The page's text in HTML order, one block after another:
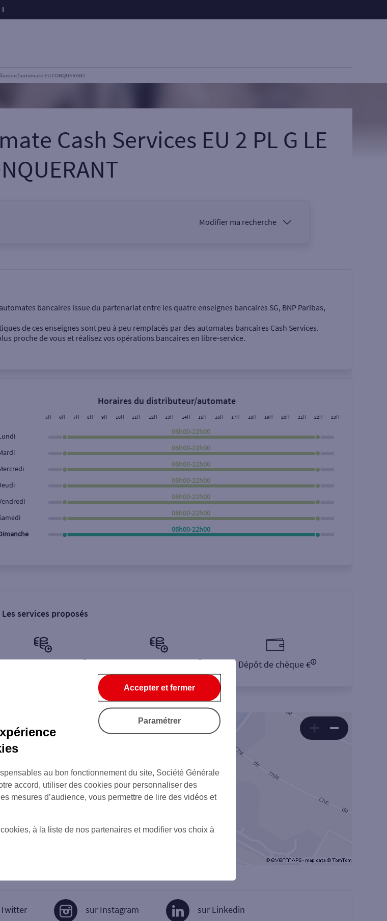
automate EU CONQUERANT
Cash Services EU 2 PL G LE
Modifier ma recherche
Retrait de monnaie €
Rue Rechercher
bancaires issue du partenariat entre les quatre enseignes bancaires SG, BNP Paribas,
de ces enseignes sont peu à peu remplacés par des automates bancaires Cash Services.
proche de vous et réalisez vos opérations bancaires en libre-service.
Horaires du distributeur/automate
5H 6H 7H 8H 9H 10H 11H 12H 13H 14H 15H 16H 17H 18H 19H 20H 21H 22H 23H
06h00-22h00
06h00-22h00
06h00-22h00
06h00-22h00
06h00-22h00
06h00-22h00
06h00-22h00
Les services proposés
Dépôt de chèque €
sur Instagram sur Linkedin
au bon fonctionnement du site, Société Générale
accord, utiliser des cookies pour personnaliser des
mesures d’audience, vous permettre de lire des vidéos et
à la liste de nos partenaires et modifier vos choix à
Accepter et fermer
Paramétrer